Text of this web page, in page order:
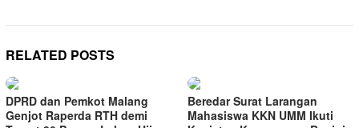
RELATED POSTS
DPRD dan Pemkot Malang
Genjot Raperda RTH demi
Beredar Surat Larangan
Mahasiswa KKN UMM Ikuti